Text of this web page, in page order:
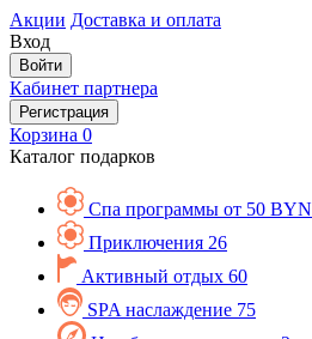
Акции Доставка и оплата
Вход
Войти
Кабинет партнера
Регистрация
Корзина 0
Каталог подарков
Спа программы от 50 BYN
Приключения 26
Активный отдых 60
SPA наслаждение 75